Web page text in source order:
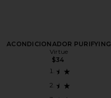
ACONDICIONADOR PURIFYING
Virtue
$34